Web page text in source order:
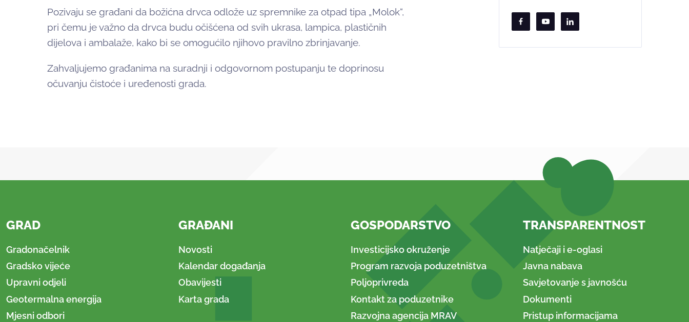
Pozivaju se građani da božićna drvca odlože uz spremnike za otpad tipa „Molok“,
pri čemu je važno da drvca budu očišćena od svih ukrasa, lampica, plastičnih
dijelova i ambalaže, kako bi se omogućilo njihovo pravilno zbrinjavanje.
Zahvaljujemo građanima na suradnji i odgovornom postupanju te doprinosu
očuvanju čistoće i uređenosti grada.
GRAD
Gradonačelnik
Gradsko vijeće
Upravni odjeli
Geotermalna energija
Mjesni odbori
GRAĐANI
Novosti
Kalendar događanja
Obavijesti
Karta grada
GOSPODARSTVO
Investicijsko okruženje
Program razvoja poduzetništva
Poljoprivreda
Kontakt za poduzetnike
Razvojna agencija MRAV
TRANSPARENTNOST
Natječaji i e-oglasi
Javna nabava
Savjetovanje s javnošću
Dokumenti
Pristup informacijama